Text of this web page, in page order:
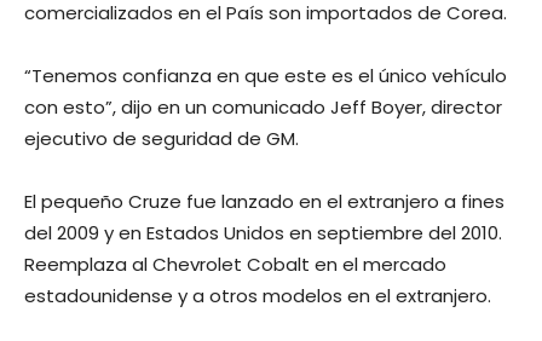
comercializados en el País son importados de Corea.
“Tenemos confianza en que este es el único vehículo
con esto”, dijo en un comunicado Jeff Boyer, director
ejecutivo de seguridad de GM.
El pequeño Cruze fue lanzado en el extranjero a fines
del 2009 y en Estados Unidos en septiembre del 2010.
Reemplaza al Chevrolet Cobalt en el mercado
estadounidense y a otros modelos en el extranjero.